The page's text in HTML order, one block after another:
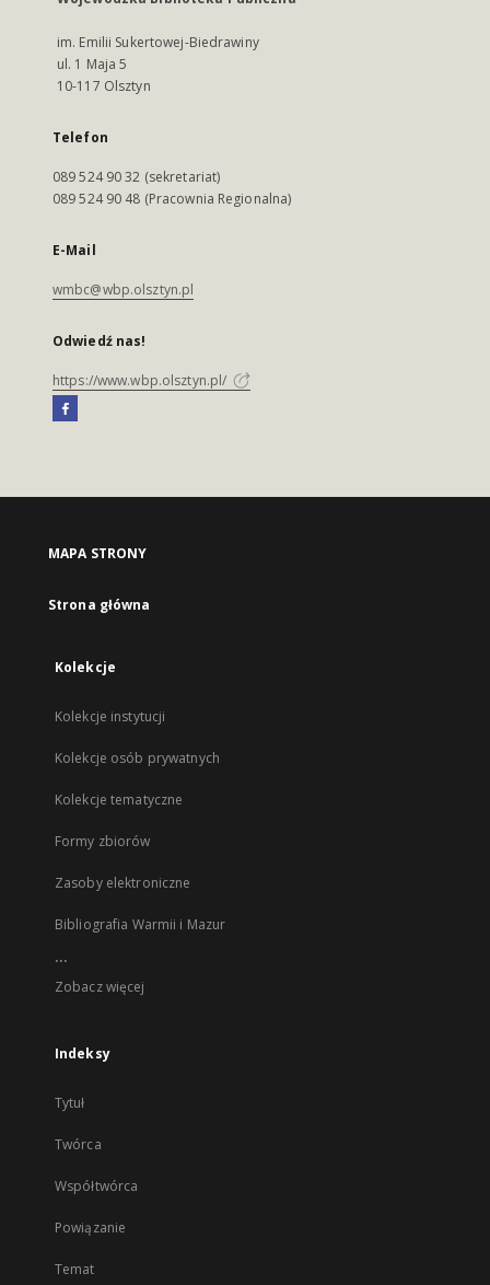
im. Emilii Sukertowej-Biedrawiny
ul. 1 Maja 5
10-117 Olsztyn
Telefon
089 524 90 32 (sekretariat)
089 524 90 48 (Pracownia Regionalna)
E-Mail
wmbc@wbp.olsztyn.pl
Odwiedź nas!
https://www.wbp.olsztyn.pl/
MAPA STRONY
Strona główna
Kolekcje
Kolekcje instytucji
Kolekcje osób prywatnych
Kolekcje tematyczne
Formy zbiorów
Zasoby elektroniczne
Bibliografia Warmii i Mazur
...
Zobacz więcej
Indeksy
Tytuł
Twórca
Współtwórca
Powiązanie
Temat